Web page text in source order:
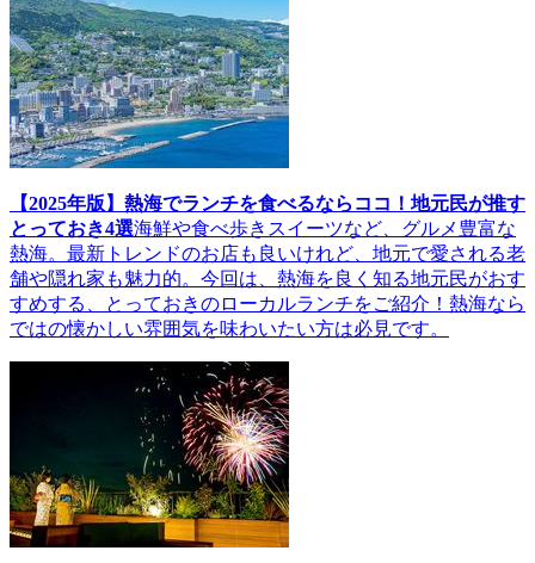
【2025年版】熱海でランチを食べるならココ！地元民が推す
とっておき4選海鮮や食べ歩きスイーツなど、グルメ豊富な
熱海。最新トレンドのお店も良いけれど、地元で愛される老
舗や隠れ家も魅力的。今回は、熱海を良く知る地元民がおす
すめする、とっておきのローカルランチをご紹介！熱海なら
ではの懐かしい雰囲気を味わいたい方は必見です。